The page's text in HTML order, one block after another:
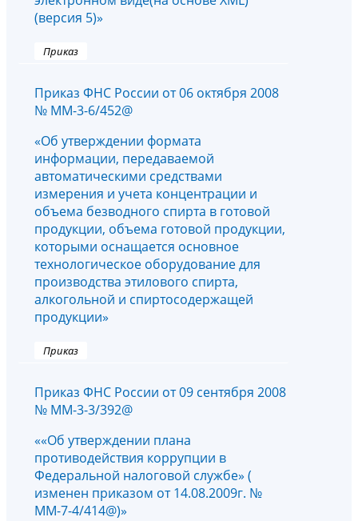
(версия 5)»
Приказ
Приказ ФНС России от 06 октября 2008
№ ММ-3-6/452@
«Об утверждении формата
информации, передаваемой
автоматическими средствами
измерения и учета концентрации и
объема безводного спирта в готовой
продукции, объема готовой продукции,
которыми оснащается основное
технологическое оборудование для
производства этилового спирта,
алкогольной и спиртосодержащей
продукции»
Приказ
Приказ ФНС России от 09 сентября 2008
№ ММ-3-3/392@
««Об утверждении плана
противодействия коррупции в
Федеральной налоговой службе» (
изменен приказом от 14.08.2009г. №
ММ-7-4/414@)»